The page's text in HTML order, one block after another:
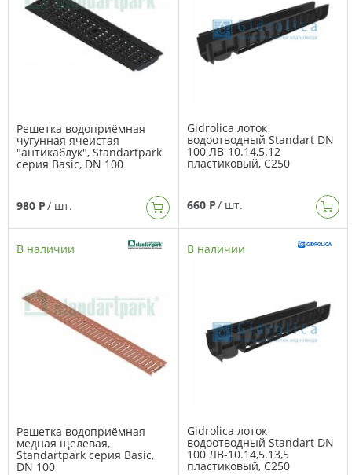
Решетка водоприёмная
чугунная ячеистая
"антикаблук", Standartpark
серия Basic, DN 100
980 Р/ шт.
Gidrolica лоток
водоотводный Standart DN
100 ЛВ-10.14,5.12
пластиковый, C250
660 Р/ шт.
В наличии
Решетка водоприёмная
медная щелевая,
Standartpark серия Basic,
DN 100
В наличии
Gidrolica лоток
водоотводный Standart DN
100 ЛВ-10.14,5.13,5
пластиковый, C250